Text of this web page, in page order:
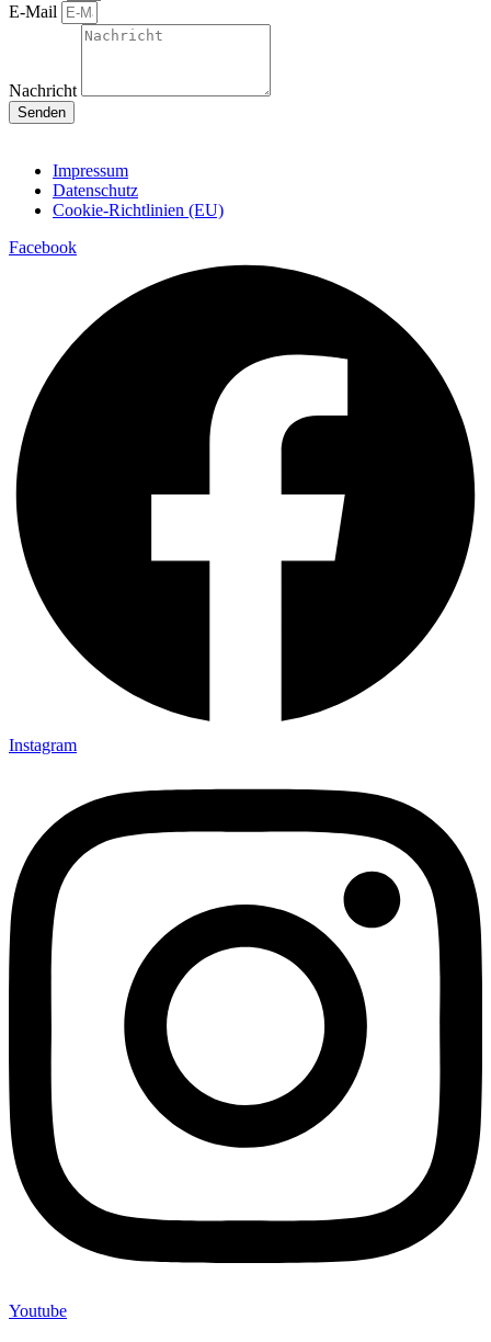
E-Mail
Nachricht
Senden
Impressum
Datenschutz
Cookie-Richtlinien (EU)
Facebook
Instagram
Youtube